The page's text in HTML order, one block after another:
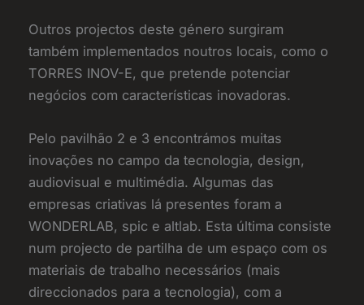
Outros projectos deste género surgiram
também implementados noutros locais, como o
TORRES INOV-E, que pretende potenciar
negócios com características inovadoras.
Pelo pavilhão 2 e 3 encontrámos muitas
inovações no campo da tecnologia, design,
audiovisual e multimédia. Algumas das
empresas criativas lá presentes foram a
WONDERLAB, spic e altlab. Esta última consiste
num projecto de partilha de um espaço com os
materiais de trabalho necessários (mais
direccionados para a tecnologia), com a